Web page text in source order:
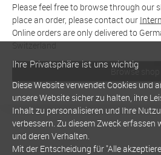
Please feel free to browse through our
place an order, please contact our
Online orders are only delivered to
Switzerland
Browse shop
Ihre Privatsphäre ist uns wichtig
Diese Website verwendet Cookies und
unsere Website sicher zu halten, ihre
Inhalt zu personalisieren und Ihre
verbessern. Zu diesem Zweck erfassen
und deren Verhalten.
Mit der Entscheidung für "Alle